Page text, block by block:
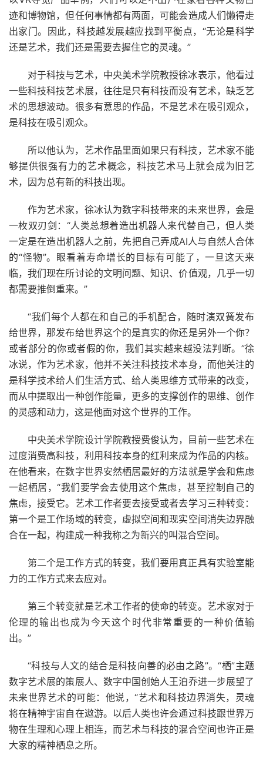
迹和博物馆，但任何事情都有两面，可能会造成人们懒得走
出家门。因此，科技越发展越应找到平衡点，“无论是科学
还是艺术，我们还是需要去握住它的灵魂。”
对于科技与艺术，中央美术学院教授徐冰表示，他看过
一些科技科技艺术展，往往是只有科技而没有艺术，缺乏艺
术的思想波动。很多有意思的作品，不是艺术在吸引观众，
是科技在吸引观众。
所以他认为，艺术作品里面如果只有科技，艺术家不能
够提供很强有力的艺术概念，科技艺术马上就会成为旧艺
术，因为总有新的科技出现。
作为艺术家，徐冰认为数字科技带来的未来世界，会是
一枚双刃剑：“人类总想着造出机器人来代替自己，但人类
一定是在造出机器人之前，先把自己弄成AI人与自然人合体
的“怪物”。眼看着寿命增长的目标有可能了，一旦这天来
临，我们现在所讨论的文明问题、知识、价值观，几乎一切
都需要推倒重来。”
“我们每个人都在和自己的手机配合，随时演双簧发布
给世界，那发布给世界这个的是真实的你还是另外一个你？
或者部分的你或者假的你，我们其实越来越没法判断。”徐
冰说，作为艺术家，他并不关注科技技术本身，而他关注的
是科学技术给人们生活方式、给人类思维方式带来的改变，
而从中提取出一种创作能量，更多的支撑创作的思维、创作
的灵感和动力，这是他面对这个世界的工作。
中央美术学院设计学院教授费俊认为，目前一些艺术在
过度消费高科技，利用科技本身的红利来成为作品的内核。
在他看来，在数字世界安然栖居最好的方法就是学会和焦虑
一起栖居，“我们要学会去使用这个焦虑，甚至控制自己的
焦虑，接受它。艺术工作者要去接受或者去学习三种转变：
第一个是工作场域的转变，虚拟空间和现实空间消失边界融
合在一起，构建成一种我称之为新兴的叫混合空间。
第二个是工作方式的转变，我们要用真正具有实验室能
力的工作方式来去应对。
第三个转变就是艺术工作者的使命的转变。艺术家对于
伦理的输出也成为今天这个时代非常重要的一种价值输
出。”
“科技与人文的结合是科技向善的必由之路”。“栖”主题
数字艺术展的策展人、数字中国创始人王泊乔进一步展望了
未来世界艺术的可能：他说，“艺术和科技边界消失，灵魂
将在精神宇宙自在遨游。以后人类也许会通过科技跟世界万
物在生理和心理上相连，而艺术与科技的混合空间也许正是
大家的精神栖息之所。